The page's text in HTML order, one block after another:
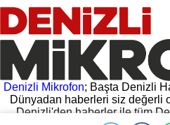
Denizli Mikrofon; Başta Denizli
Dünyadan haberleri siz değerli
Denizli'den haberler ile tüm